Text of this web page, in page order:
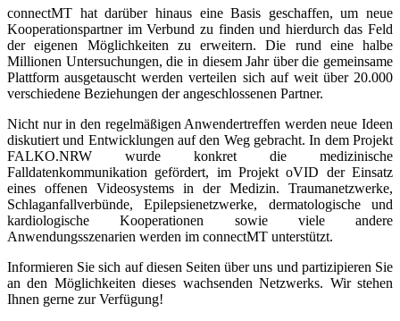
connectMT hat darüber hinaus eine Basis geschaffen, um neue
Kooperationspartner im Verbund zu finden und hierdurch das Feld
der eigenen Möglichkeiten zu erweitern. Die rund eine halbe
Millionen Untersuchungen, die in diesem Jahr über die gemeinsame
Plattform ausgetauscht werden verteilen sich auf weit über 20.000
verschiedene Beziehungen der angeschlossenen Partner.
Nicht nur in den regelmäßigen Anwendertreffen werden neue Ideen
diskutiert und Entwicklungen auf den Weg gebracht. In dem Projekt
FALKO.NRW wurde konkret die medizinische
Falldatenkommunikation gefördert, im Projekt oVID der Einsatz
eines offenen Videosystems in der Medizin. Traumanetzwerke,
Schlaganfallverbünde, Epilepsienetzwerke, dermatologische und
kardiologische Kooperationen sowie viele andere
Anwendungsszenarien werden im connectMT unterstützt.
Informieren Sie sich auf diesen Seiten über uns und partizipieren Sie
an den Möglichkeiten dieses wachsenden Netzwerks. Wir stehen
Ihnen gerne zur Verfügung!